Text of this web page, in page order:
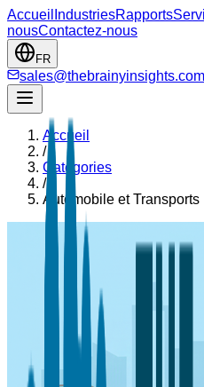
Accueil IndustriesRapports
nousContactez-nous
FR
sales@thebrainyinsights.com
Accueil
/
Catégories
/
Automobile et Transports